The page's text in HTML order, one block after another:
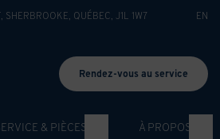
SHERBROOKE QUÉBEC J1L 1W7 EN
Rendez-vous au service
& PIÈCES À PROPOS